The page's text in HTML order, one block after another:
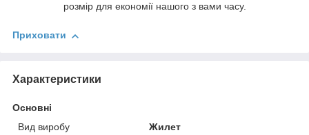
розмір для економії нашого з вами часу.
Приховати
Характеристики
Основні
Вид виробу
Жилет